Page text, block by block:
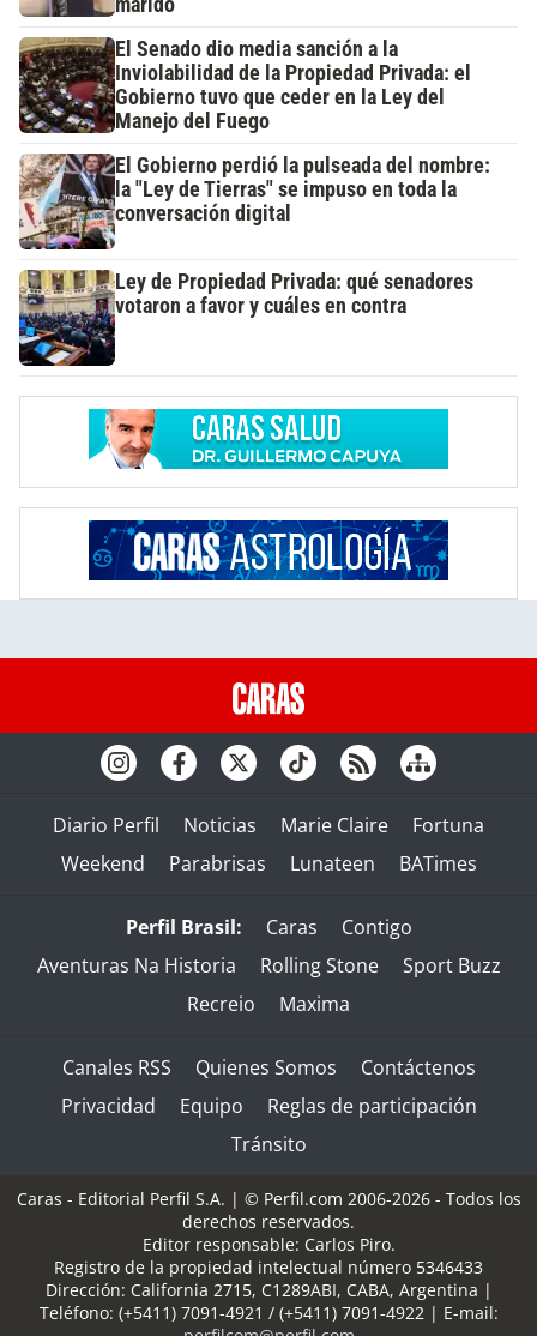
marido
El Senado dio media sanción a la
Inviolabilidad de la Propiedad Privada: el
Gobierno tuvo que ceder en la Ley del
Manejo del Fuego
El Gobierno perdió la pulseada del nombre:
la "Ley de Tierras" se impuso en toda la
conversación digital
Ley de Propiedad Privada: qué senadores
votaron a favor y cuáles en contra
Diario Perfil Noticias Marie Claire
Fortuna
Weekend
Parabrisas Lunateen BATimes
Perfil Brasil: Caras
Contigo
Aventuras Na Historia
Rolling Stone
Sport Buzz
Recreio
Maxima
Canales RSS Quienes Somos
Contáctenos
Privacidad
Equipo
Reglas de participación
Tránsito
Caras - Editorial Perfil S.A. | © Perfil.com 2006-2026 - Todos los
derechos reservados.
Editor responsable: Carlos Piro.
Registro de la propiedad intelectual número 5346433
Dirección: California 2715, C1289ABI, CABA, Argentina |
Teléfono: (+5411) 7091-4921 / (+5411) 7091-4922| E-mail: